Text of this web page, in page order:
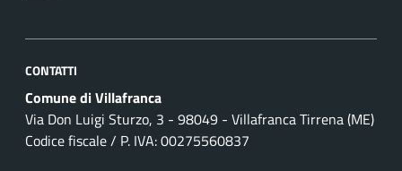
CONTATTI
Comune di Villafranca
Via Don Luigi Sturzo, 3 - 98049 - Villafranca Tirrena (ME)
Codice fiscale / P. IVA: 00275560837